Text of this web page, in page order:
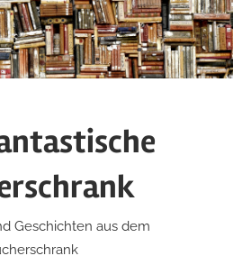
Geschichten aus dem